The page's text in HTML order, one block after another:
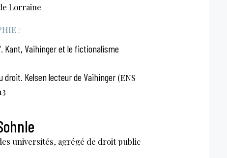
Lorraine
:
Kant, Vaihinger et le fictionalisme
droit. Kelsen lecteur de Vaihinger(ENS
universités, agrégé de droit public